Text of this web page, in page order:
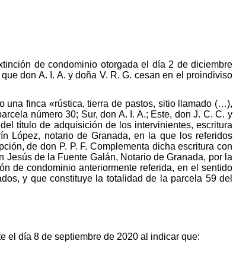
de condominio otorgada el día 2 de diciembre
don A. I. A. y doña V. R. G. cesan en el proindiviso
una finca «rústica, tierra de pastos, sitio llamado (…),
número 30; Sur, don A. I. A.; Este, don J. C. C. y
título de adquisición de los intervinientes, escritura
López, notario de Granada, en la que los referidos
de don P. P. F. Complementa dicha escritura con
de la Fuente Galán, Notario de Granada, por la
de condominio anteriormente referida, en el sentido
y que constituye la totalidad de la parcela 59 del
el día 8 de septiembre de 2020 al indicar que: